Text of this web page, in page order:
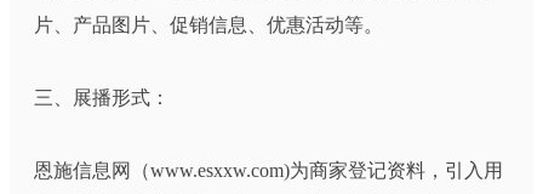
片、产品图片、促销信息、优惠活动等。
三、展播形式：
恩施信息网（www.esxxw.com)为商家登记资料，引入用